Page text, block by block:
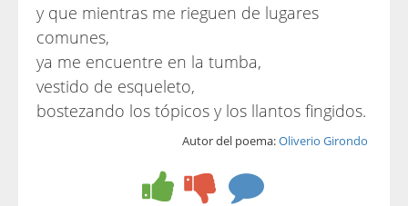
y que mientras me rieguen de lugares
comunes,
ya me encuentre en la tumba,
vestido de esqueleto,
bostezando los tópicos y los llantos fingidos.
Autor del poema:Oliverio Girondo